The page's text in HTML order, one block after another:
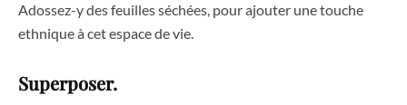
Adossez-y des feuilles séchées, pour ajouter une touche
ethnique à cet espace de vie.
Superposer.